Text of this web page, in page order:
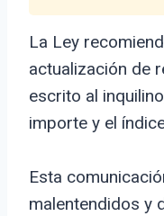
La Ley
actualización de
escrito al
importe y el
Esta
malentendidos y